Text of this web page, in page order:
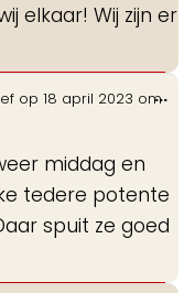
elkaar! Wij zijn er
op 18 april 2023 om
middag en
tedere potente
spuit ze goed
...